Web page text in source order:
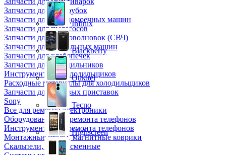
Запчасти для мясорубок
Запчасти для посудомоечных машин
Запчасти для пылесосов
Запчасти для микроволновок (СВЧ)
Запчасти для стиральных машин
Запчасти для хлебопечек
Запчасти для холодильников
Инструмент для холодильщиков
Расходные материалы для холодильщиков
Запчасти для игровых приставок
Sony
Все для ремонта электроники
Оборудование для ремонта телефонов
Инструменты для ремонта телефонов
Монтажные столы, магнитные коврики
Скальпели, лезвия сменные
Infinix
Blackberry
Oukitel
Tecno
Highscreen